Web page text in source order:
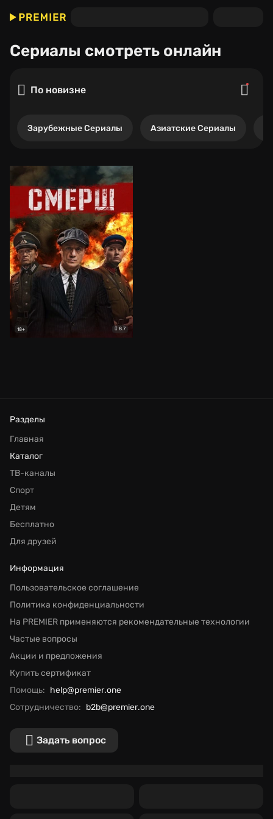
Сериалы смотреть онлайн
По новизне
Зарубежные Сериалы Азиатские Сериалы
18+ 8.7
Разделы
Главная
Каталог
ТВ-каналы
Спорт
Детям
Бесплатно
Для друзей
Информация
Пользовательское соглашение
Политика конфиденциальности
На PREMIER применяются рекомендательные технологии
Частые вопросы
Акции и предложения
Купить сертификат
Помощь: help@premier.one
Сотрудничество: b2b@premier.one
Задать вопрос